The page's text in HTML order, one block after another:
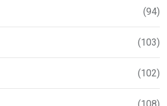
(94)
(103)
(102)